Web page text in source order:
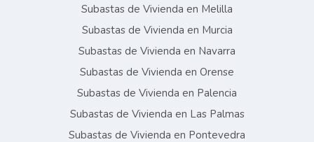
Subastas de Vivienda en Melilla
Subastas de Vivienda en Murcia
Subastas de Vivienda en Navarra
Subastas de Vivienda en Orense
Subastas de Vivienda en Palencia
Subastas de Vivienda en Las Palmas
Subastas de Vivienda en Pontevedra